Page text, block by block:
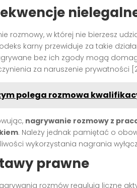
rozmowy, w której nie bierzesz
karny przewiduje za takie
bez ich zgody mogą
za naruszenie prywatności
polega rozmowa
nagrywanie rozmowy z
. Należy jednak pamiętać o
wykorzystania nagrania
prawne
rozmów regulują liczne